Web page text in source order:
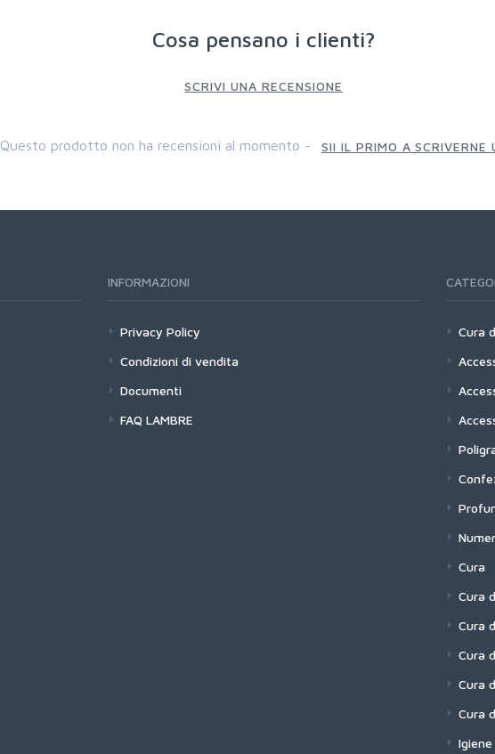
Cosa pensano i clienti?
SCRIVI UNA RECENSIONE
Questo prodotto non ha recensioni al momento - SII IL PRIMO A SCRIVERNE
INFORMAZIONI
Privacy Policy
Condizioni di vendita
Documenti
FAQ LAMBRE
Cura
Cura
Cura
Cura
Cura
Cura
Cura